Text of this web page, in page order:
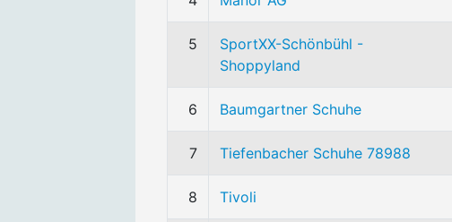
5
SportXX-Schönbühl -
Shoppyland
6 Baumgartner Schuhe
7 Tiefenbacher Schuhe 78988
8 Tivoli